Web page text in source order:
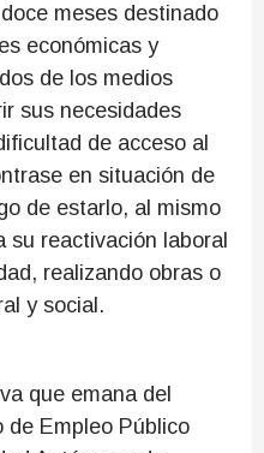
meses destinado
económicas y
de los medios
sus necesidades
de acceso al
en situación de
de estarlo, al mismo
su reactivación laboral
realizando obras o
y social.
que emana del
de Empleo Público